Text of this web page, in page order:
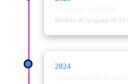
Modelo de lenguaje de IA
2024